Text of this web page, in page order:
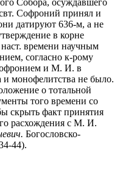
Собора, осуждавшего
Софроний принял и
датируют 636-м, а не
в корне
времени научным
согласно к-рому
и М. И. в
и монофелитства не было.
о тотальной
того времени со
скрыть факт принятия
расхождения с М. И.
Богословско-
44).